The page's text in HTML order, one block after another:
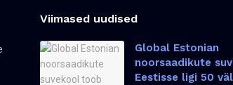
Viimased uudised
Global Estonian
noorsaadikute
Eestisse ligi 50